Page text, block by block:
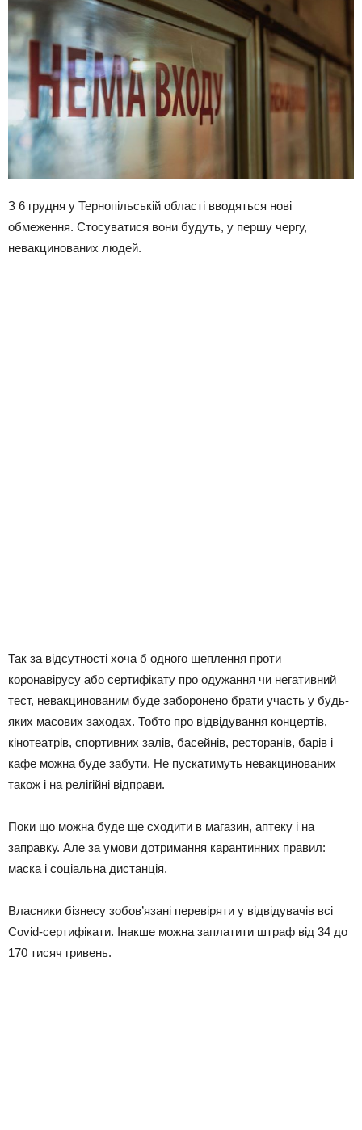
З 6 грудня у Тернопільській області вводяться нові
обмеження. Стосуватися вони будуть, у першу чергу,
невакцинованих людей.
Так за відсутності хоча б одного щеплення проти
коронавірусу або сертифікату про одужання чи негативний
тест, невакцинованим буде заборонено брати участь у будь-
яких масових заходах. Тобто про відвідування концертів,
кінотеатрів, спортивних залів, басейнів, ресторанів, барів і
кафе можна буде забути. Не пускатимуть невакцинованих
також і на релігійні відправи.
Поки що можна буде ще сходити в магазин, аптеку і на
заправку. Але за умови дотримання карантинних правил:
маска і соціальна дистанція.
Власники бізнесу зобов’язані перевіряти у відвідувачів всі
Covid-сертифікати. Інакше можна заплатити штраф від 34 до
170 тисяч гривень.